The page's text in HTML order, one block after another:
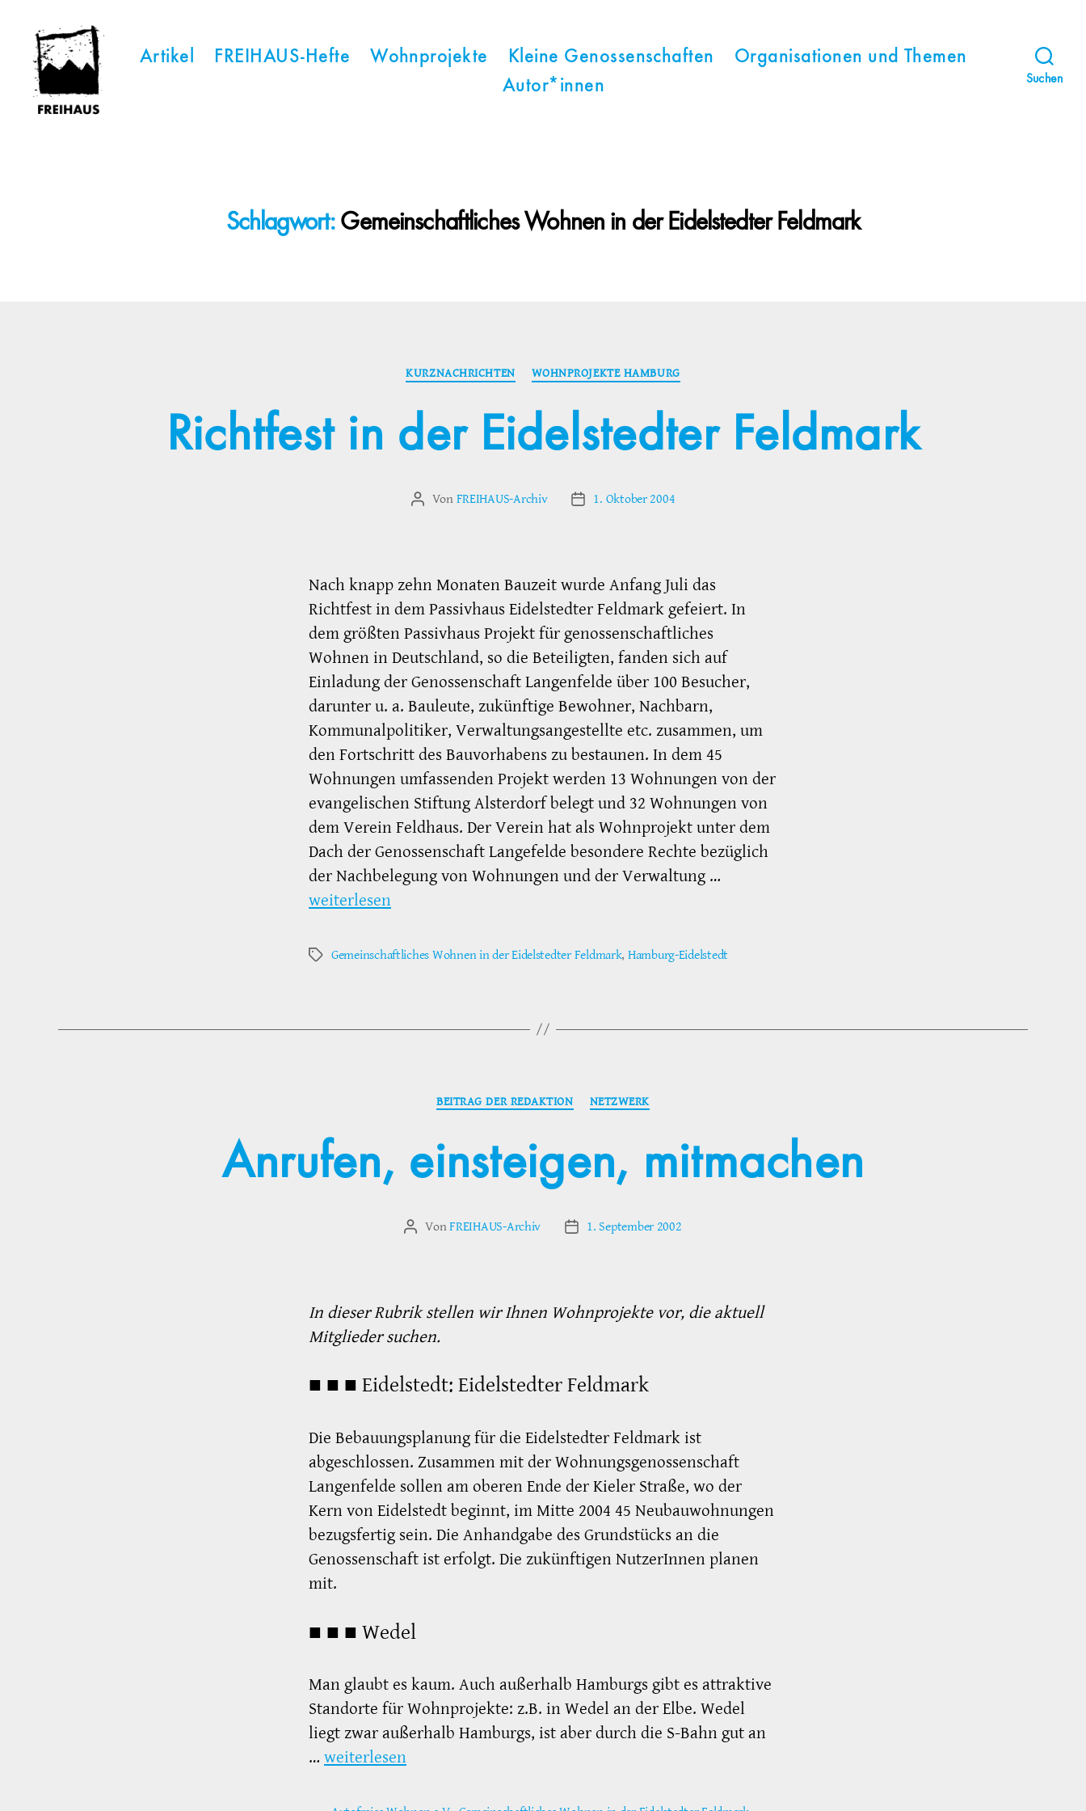
Artikel FREIHAUS-Hefte Wohnprojekte Kleine Genossenschaften
Organisationen und Themen
Autor*innen
Suchen
Schlagwort: Gemeinschaftliches Wohnen in der Eidelstedter Feldmark
Kategorien
KURZNACHRICHTEN WOHNPROJEKTE HAMBURG
Richtfest in der Eidelstedter Feldmark
Beitragsautor
Von FREIHAUS-Archiv Veröffentlichungsdatum
1. Oktober 2004
Nach knapp zehn Monaten Bauzeit wurde Anfang Juli das
Richtfest in dem Passivhaus Eidelstedter Feldmark gefeiert. In
dem größten Passivhaus Projekt für genossenschaftliches
Wohnen in Deutschland, so die Beteiligten, fanden sich auf
Einladung der Genossenschaft Langenfelde über 100 Besucher,
darunter u. a. Bauleute, zukünftige Bewohner, Nachbarn,
Kommunalpolitiker, Verwaltungsangestellte etc. zusammen, um
den Fortschritt des Bauvorhabens zu bestaunen. In dem 45
Wohnungen umfassenden Projekt werden 13 Wohnungen von der
evangelischen Stiftung Alsterdorf belegt und 32 Wohnungen von
dem Verein Feldhaus. Der Verein hat als Wohnprojekt unter dem
Dach der Genossenschaft Langefelde besondere Rechte bezüglich
der Nachbelegung von Wohnungen und der Verwaltung …
weiterlesen
Schlagwörter
Gemeinschaftliches Wohnen in der Eidelstedter Feldmark, Hamburg-Eidelstedt
Kategorien
BEITRAG DER REDAKTION NETZWERK
Anrufen, einsteigen, mitmachen
Beitragsautor
VonFREIHAUS-Archiv Veröffentlichungsdatum
1. September 2002
In dieser Rubrik stellen wir Ihnen Wohnprojekte vor, die aktuell
Mitglieder suchen.
■ ■ ■ Eidelstedt: Eidelstedter Feldmark
Die Bebauungsplanung für die Eidelstedter Feldmark ist
abgeschlossen. Zusammen mit der Wohnungsgenossenschaft
Langenfelde sollen am oberen Ende der Kieler Straße, wo der
Kern von Eidelstedt beginnt, im Mitte 2004 45 Neubauwohnungen
bezugsfertig sein. Die Anhandgabe des Grundstücks an die
Genossenschaft ist erfolgt. Die zukünftigen NutzerInnen planen
mit.
■ ■ ■ Wedel
Man glaubt es kaum. Auch außerhalb Hamburgs gibt es attraktive
Standorte für Wohnprojekte: z.B. in Wedel an der Elbe. Wedel
liegt zwar außerhalb Hamburgs, ist aber durch die S-Bahn gut an
… weiterlesen